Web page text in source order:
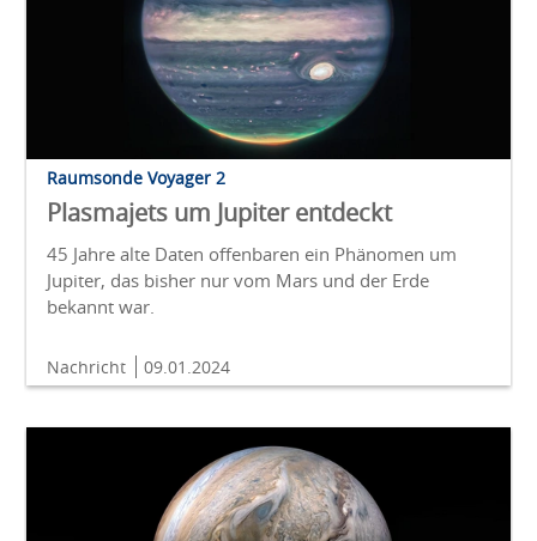
Raumsonde Voyager 2
Plasmajets um Jupiter entdeckt
45 Jahre alte Daten offenbaren ein Phänomen um
Jupiter, das bisher nur vom Mars und der Erde
bekannt war.
Nachricht 09.01.2024